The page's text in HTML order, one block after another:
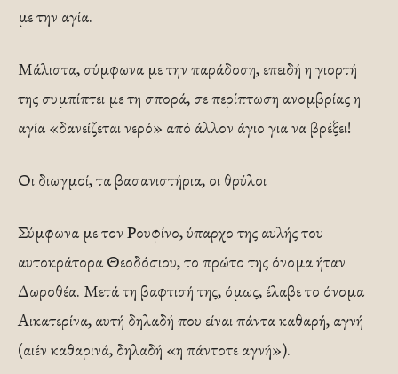
με την αγία.
Μάλιστα, σύμφωνα με την παράδοση, επειδή η γιορτή
της συμπίπτει με τη σπορά, σε περίπτωση ανομβρίας η
αγία «δανείζεται νερό» από άλλον άγιο για να βρέξει!
Οι διωγμοί, τα βασανιστήρια, οι θρύλοι
Σύμφωνα με τον Ρουφίνο, ύπαρχο της αυλής του
αυτοκράτορα Θεοδόσιου, το πρώτο της όνομα ήταν
Δωροθέα. Μετά τη βαφτισή της, όμως, έλαβε το όνομα
Αικατερίνα, αυτή δηλαδή που είναι πάντα καθαρή, αγνή
(αιέν καθαρινά, δηλαδή «η πάντοτε αγνή»).